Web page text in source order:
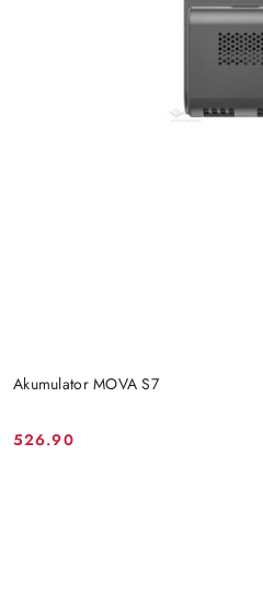
Akumulator MOVA S7
Cena:
526.90